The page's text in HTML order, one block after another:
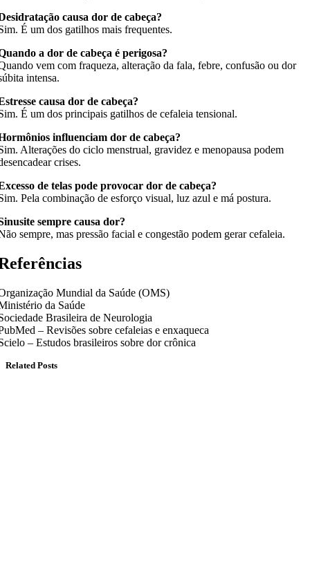
causa dor de cabeça?
É um dos gatilhos mais frequentes.
a dor de cabeça é perigosa?
vem com fraqueza, alteração da fala, febre, confusão ou dor
intensa.
causa dor de cabeça?
É um dos principais gatilhos de cefaleia tensional.
influenciam dor de cabeça?
Alterações do ciclo menstrual, gravidez e menopausa podem
crises.
de telas pode provocar dor de cabeça?
Pela combinação de esforço visual, luz azul e má postura.
sempre causa dor?
sempre, mas pressão facial e congestão podem gerar cefaleia.
Mundial da Saúde (OMS)
da Saúde
Brasileira de Neurologia
– Revisões sobre cefaleias e enxaqueca
– Estudos brasileiros sobre dor crônica
Related Posts